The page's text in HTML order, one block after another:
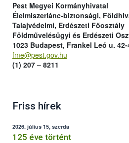
Pest Megyei Kormányhivatal
Élelmiszerlánc-biztonsági,
Talajvédelmi, Erdészeti Főosztály
Földművelésügyi és Erdészeti
1023 Budapest, Frankel Leó u. 42-
fme@pest.gov.hu
(1) 207 – 8211
Friss hírek
2026. július 15, szerda
125 éve történt